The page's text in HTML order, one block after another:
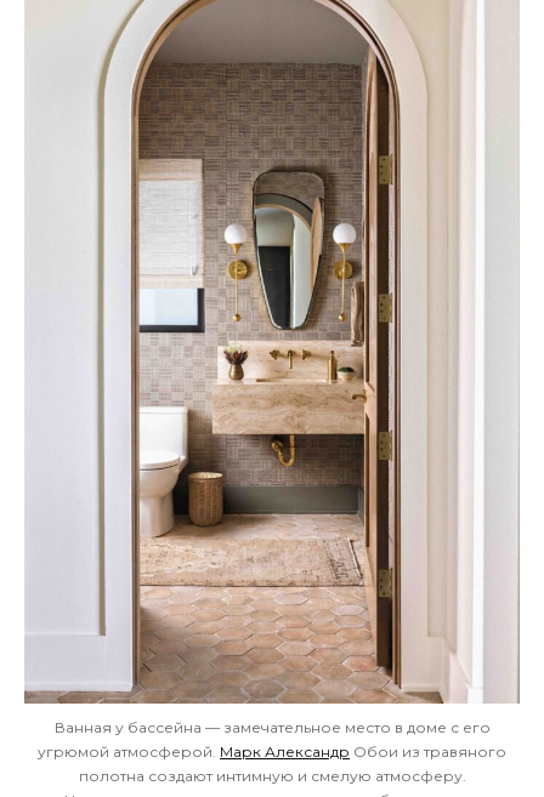
Ванная у бассейна — замечательное место в доме с его
угрюмой атмосферой. Марк Александр Обои из травяного
полотна создают интимную и смелую атмосферу.